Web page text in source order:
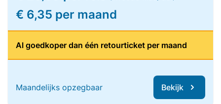
€ 6,35 per maand
Al goedkoper dan één retourticket per maand
Maandelijks opzegbaar Bekijk